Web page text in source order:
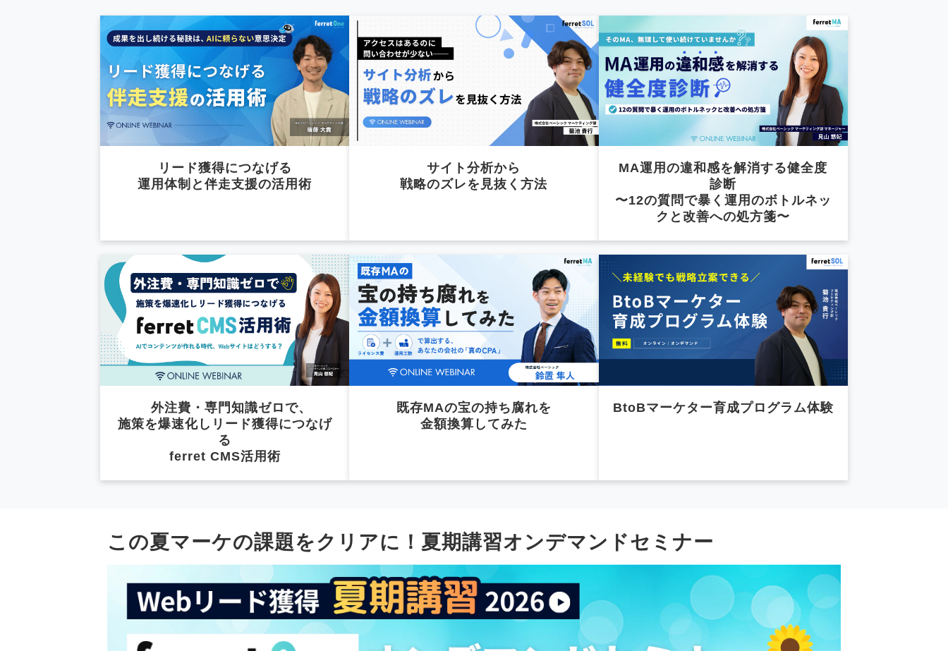
リード獲得につなげる
運用体制と伴走支援の活用術
サイト分析から
戦略のズレを見抜く方法
MA運用の違和感を解消する健全度
診断
〜12の質問で暴く運用のボトルネッ
クと改善への処方箋〜
外注費・専門知識ゼロで、
施策を爆速化しリード獲得につなげ
る
ferret CMS活用術
既存MAの宝の持ち腐れを
金額換算してみた
BtoBマーケター育成プログラム体験
この夏マーケの課題をクリアに！夏期講習オンデマンドセミナー